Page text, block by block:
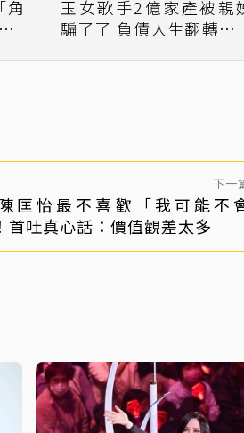
角
玉女歌手2億家產被親
騙了了 負債人生翻轉現況
下一
匡怡最不喜歡「我可能不
首吐真心話：價值觀差太多